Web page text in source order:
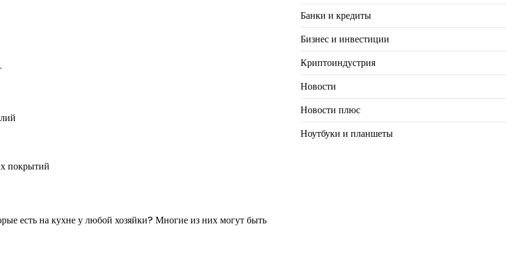
покрытий
есть на кухне у любой хозяйки? Многие из них могут быть
Банки и кредиты
Бизнес и инвестиции
Криптоиндустрия
Новости
Новости плюс
Ноутбуки и планшеты